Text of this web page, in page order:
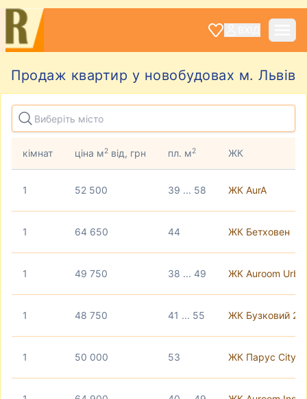
Продаж квартир у новобудовах м. Львів
кімнат ціна м2 від, грн пл. м2 ЖК
1 52 500 39 ... 58 ЖК AurA
1 64 650 44 ЖК Бетховен
1 49 750 38 ... 49 ЖК Auroom
1 48 750 41 ... 55 ЖК Бузковий 2
1 50 000 53 ЖК Парус City